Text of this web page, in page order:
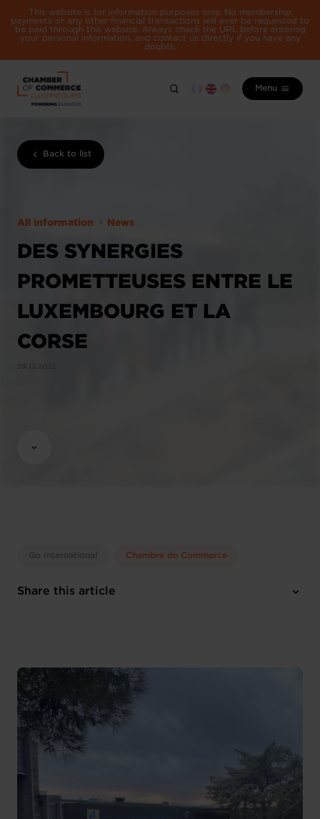
This website is for information purposes only. No membership
payments or any other financial transactions will ever be requested to
be paid through this website. Always check the URL before entering
your personal information, and contact us directly if you have any
doubts.
Menu
Back to list
All information News
DES SYNERGIES
PROMETTEUSES ENTRE LE
LUXEMBOURG ET LA
CORSE
Go International Chambre de Commerce
Share this article